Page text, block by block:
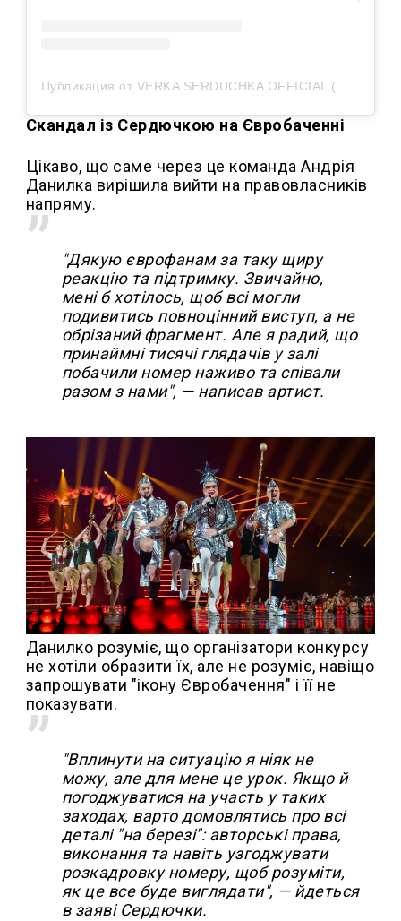
Скандал із Сердючкою на Євробаченні
Цікаво, що саме через це команда Андрія
Данилка вирішила вийти на правовласників
напряму.
"Дякую єврофанам за таку щиру
реакцію та підтримку. Звичайно,
мені б хотілось, щоб всі могли
подивитись повноцінний виступ, а не
обрізаний фрагмент. Але я радий, що
принаймні тисячі глядачів у залі
побачили номер наживо та співали
разом з нами", — написав артист.
Данилко розуміє, що організатори конкурсу
не хотіли образити їх, але не розуміє, навіщо
запрошувати "ікону Євробачення" і її не
показувати.
"Вплинути на ситуацію я ніяк не
можу, але для мене це урок. Якщо й
погоджуватися на участь у таких
заходах, варто домовлятись про всі
деталі "на березі": авторські права,
виконання та навіть узгоджувати
розкадровку номеру, щоб розуміти,
як це все буде виглядати", — йдеться
в заяві Сердючки.